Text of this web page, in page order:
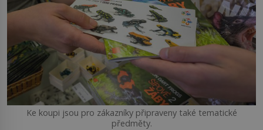
Ke koupi jsou pro zákazníky připraveny také tematické
předměty.